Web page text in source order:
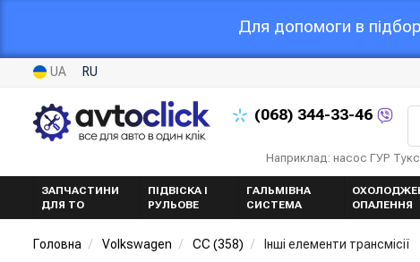
Для допомоги в
UA RU
(068) 344-33-46
Наприклад: насос ГУР
ЗАПЧАСТИНИ
ДЛЯ ТО
ПІДВІСКА І
РУЛЬОВЕ
ГАЛЬМІВНА
СИСТЕМА
ОПАЛЕННЯ
Головна Volkswagen CC (358) Інші елементи трансмісії